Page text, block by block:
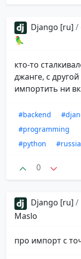
Django [ru] /
🦜
кто-то
джанге, с
импортить ни
#backend
#programming
#python
0
Django [ru] /
Maslo
про импорт с